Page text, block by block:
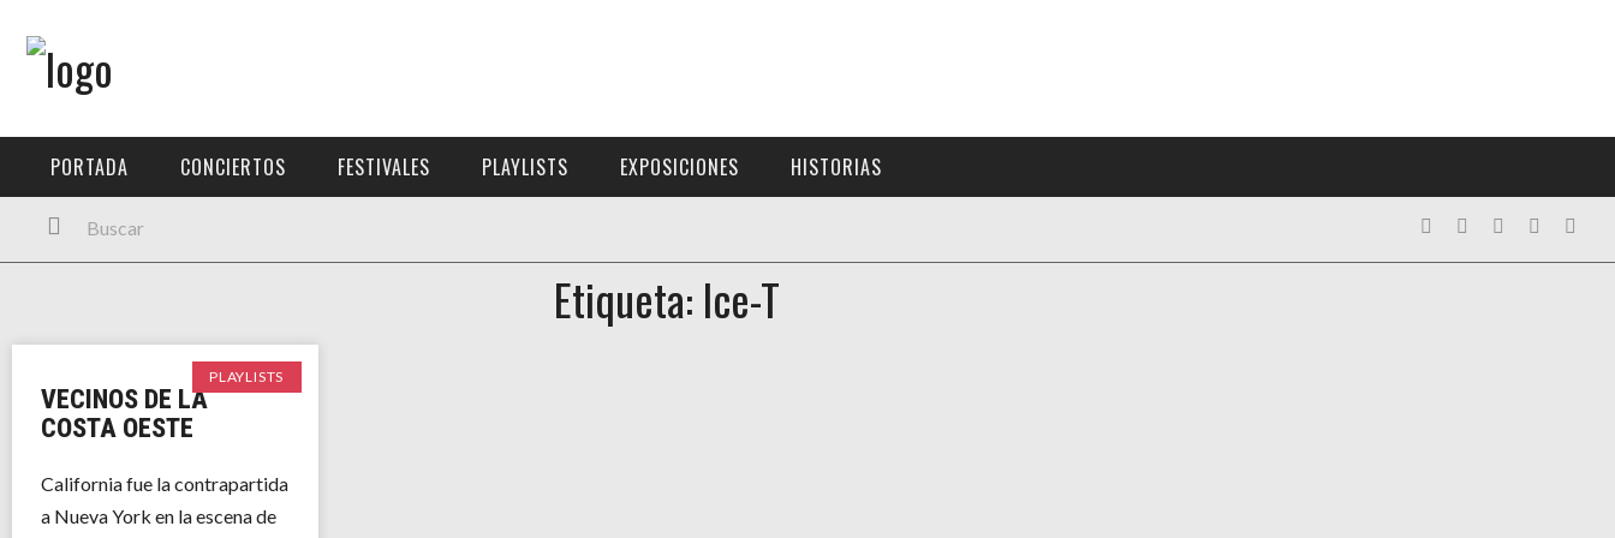
PORTADA
FESTIVALES
HISTORIAS
PORTADA CONCIERTOS FESTIVALES PLAYLISTS EXPOSICIONES HISTORIAS
Etiqueta: Ice-T
PLAYLISTS
VECINOS DE LA
COSTA OESTE
California fue la contrapartida
a Nueva York en la escena de